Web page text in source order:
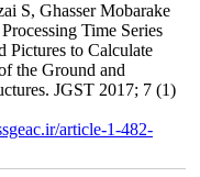
S, Ghasser Mobarake
Time Series
Pictures to Calculate
the Ground and
JGST 2017; 7 (1)
article-1-482-